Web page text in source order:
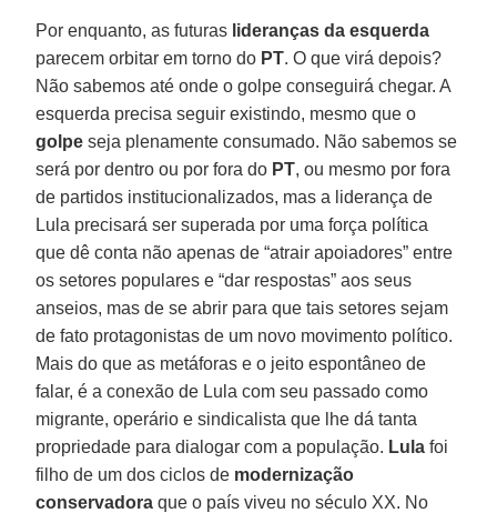
Por enquanto, as futuras lideranças da esquerda
parecem orbitar em torno do PT. O que virá depois?
Não sabemos até onde o golpe conseguirá chegar. A
esquerda precisa seguir existindo, mesmo que o
golpe seja plenamente consumado. Não sabemos se
será por dentro ou por fora do PT, ou mesmo por fora
de partidos institucionalizados, mas a liderança de
Lula precisará ser superada por uma força política
que dê conta não apenas de “atrair apoiadores” entre
os setores populares e “dar respostas” aos seus
anseios, mas de se abrir para que tais setores sejam
de fato protagonistas de um novo movimento político.
Mais do que as metáforas e o jeito espontâneo de
falar, é a conexão de Lula com seu passado como
migrante, operário e sindicalista que lhe dá tanta
propriedade para dialogar com a população. Lula foi
filho de um dos ciclos de modernização
conservadora que o país viveu no século XX. No